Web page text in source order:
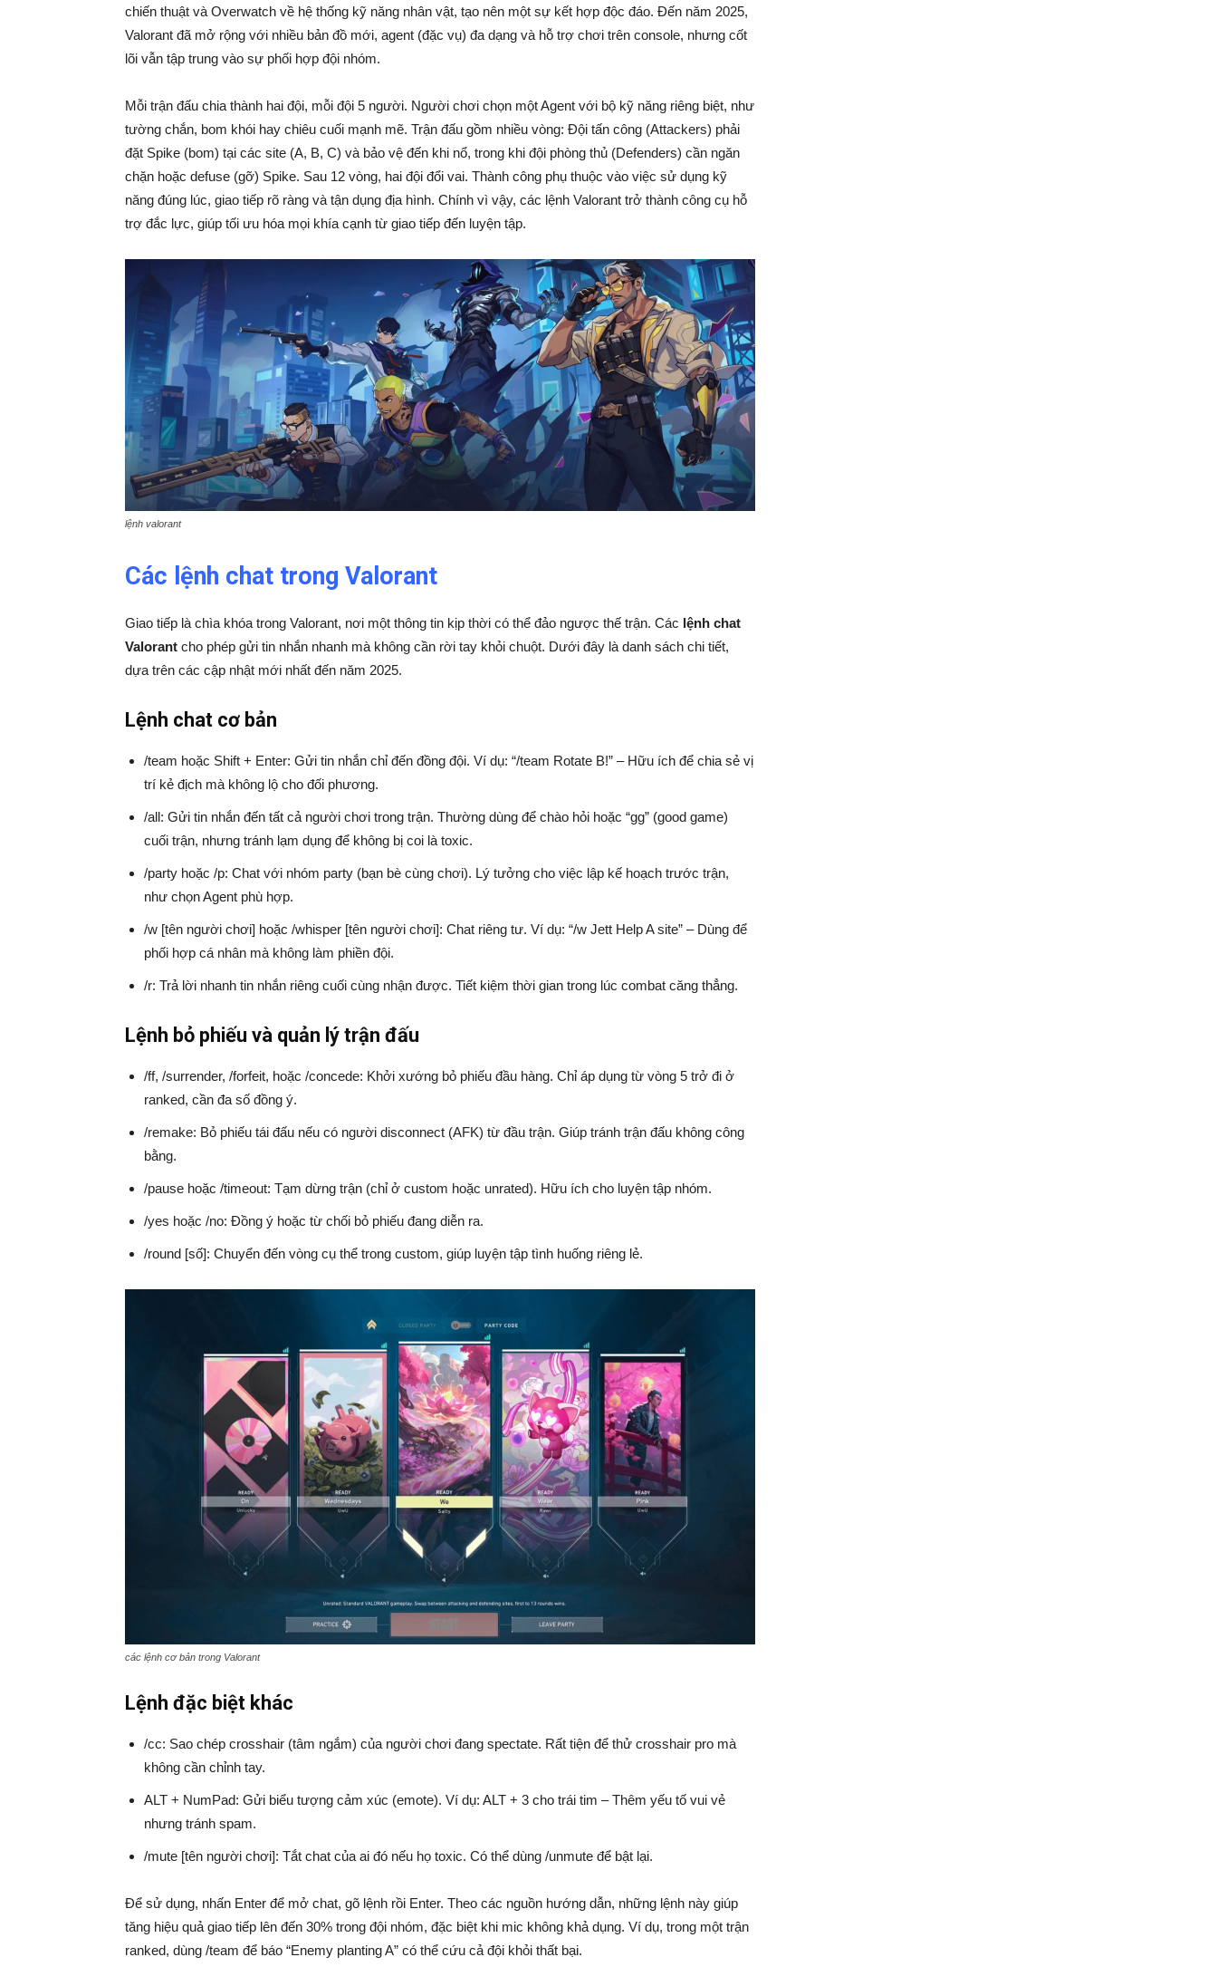
chiến thuật và Overwatch về hệ thống kỹ năng nhân vật, tạo nên một sự kết hợp độc đáo. Đến năm 2025,
Valorant đã mở rộng với nhiều bản đồ mới, agent (đặc vụ) đa dạng và hỗ trợ chơi trên console, nhưng cốt
lõi vẫn tập trung vào sự phối hợp đội nhóm.
Mỗi trận đấu chia thành hai đội, mỗi đội 5 người. Người chơi chọn một Agent với bộ kỹ năng riêng biệt, như
tường chắn, bom khói hay chiêu cuối mạnh mẽ. Trận đấu gồm nhiều vòng: Đội tấn công (Attackers) phải
đặt Spike (bom) tại các site (A, B, C) và bảo vệ đến khi nổ, trong khi đội phòng thủ (Defenders) cần ngăn
chặn hoặc defuse (gỡ) Spike. Sau 12 vòng, hai đội đổi vai. Thành công phụ thuộc vào việc sử dụng kỹ
năng đúng lúc, giao tiếp rõ ràng và tận dụng địa hình. Chính vì vậy, các lệnh Valorant trở thành công cụ hỗ
trợ đắc lực, giúp tối ưu hóa mọi khía cạnh từ giao tiếp đến luyện tập.
lệnh valorant
Các lệnh chat trong Valorant
Giao tiếp là chìa khóa trong Valorant, nơi một thông tin kịp thời có thể đảo ngược thế trận. Các lệnh chat
Valorant cho phép gửi tin nhắn nhanh mà không cần rời tay khỏi chuột. Dưới đây là danh sách chi tiết,
dựa trên các cập nhật mới nhất đến năm 2025.
Lệnh chat cơ bản
/team hoặc Shift + Enter: Gửi tin nhắn chỉ đến đồng đội. Ví dụ: “/team Rotate B!” – Hữu ích để chia sẻ vị
trí kẻ địch mà không lộ cho đối phương.
/all: Gửi tin nhắn đến tất cả người chơi trong trận. Thường dùng để chào hỏi hoặc “gg” (good game)
cuối trận, nhưng tránh lạm dụng để không bị coi là toxic.
/party hoặc /p: Chat với nhóm party (bạn bè cùng chơi). Lý tưởng cho việc lập kế hoạch trước trận,
như chọn Agent phù hợp.
/w [tên người chơi] hoặc /whisper [tên người chơi]: Chat riêng tư. Ví dụ: “/w Jett Help A site” – Dùng để
phối hợp cá nhân mà không làm phiền đội.
/r: Trả lời nhanh tin nhắn riêng cuối cùng nhận được. Tiết kiệm thời gian trong lúc combat căng thẳng.
Lệnh bỏ phiếu và quản lý trận đấu
/ff, /surrender, /forfeit, hoặc /concede: Khởi xướng bỏ phiếu đầu hàng. Chỉ áp dụng từ vòng 5 trở đi ở
ranked, cần đa số đồng ý.
/remake: Bỏ phiếu tái đấu nếu có người disconnect (AFK) từ đầu trận. Giúp tránh trận đấu không công
bằng.
/pause hoặc /timeout: Tạm dừng trận (chỉ ở custom hoặc unrated). Hữu ích cho luyện tập nhóm.
/yes hoặc /no: Đồng ý hoặc từ chối bỏ phiếu đang diễn ra.
/round [số]: Chuyển đến vòng cụ thể trong custom, giúp luyện tập tình huống riêng lẻ.
các lệnh cơ bản trong Valorant
Lệnh đặc biệt khác
/cc: Sao chép crosshair (tâm ngắm) của người chơi đang spectate. Rất tiện để thử crosshair pro mà
không cần chỉnh tay.
ALT + NumPad: Gửi biểu tượng cảm xúc (emote). Ví dụ: ALT + 3 cho trái tim – Thêm yếu tố vui vẻ
nhưng tránh spam.
/mute [tên người chơi]: Tắt chat của ai đó nếu họ toxic. Có thể dùng /unmute để bật lại.
Để sử dụng, nhấn Enter để mở chat, gõ lệnh rồi Enter. Theo các nguồn hướng dẫn, những lệnh này giúp
tăng hiệu quả giao tiếp lên đến 30% trong đội nhóm, đặc biệt khi mic không khả dụng. Ví dụ, trong một trận
ranked, dùng /team để báo “Enemy planting A” có thể cứu cả đội khỏi thất bại.